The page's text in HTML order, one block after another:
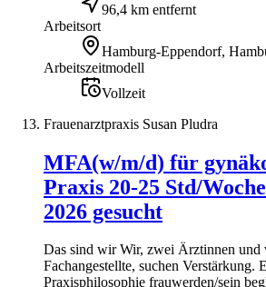
96,4 km entfernt
Arbeitsort
Hamburg-Eppendorf,
Arbeitszeitmodell
Vollzeit
Frauenarztpraxis Susan Pludra
MFA(w/m/d) für
Praxis 20-25 Std/
2026 gesucht
Das sind wir Wir, zwei Ärztinnen und
Fachangestellte, suchen Verstärkung.
Praxisphilosophie frauwerden/sein